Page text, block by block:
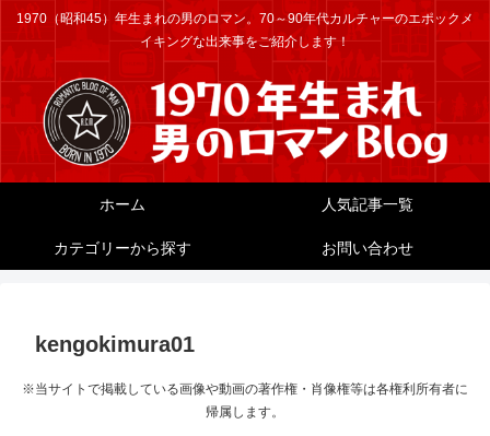
1970（昭和45）年生まれの男のロマン。70～90年代カルチャーのエポックメ
イキングな出来事をご紹介します！
ホーム 人気記事一覧
カテゴリーから探す お問い合わせ
kengokimura01
※当サイトで掲載している画像や動画の著作権・肖像権等は各権利所有者に
帰属します。